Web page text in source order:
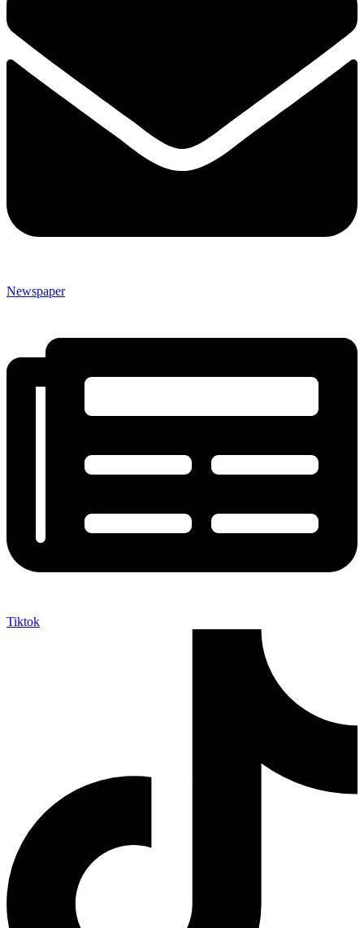
Newspaper
Tiktok